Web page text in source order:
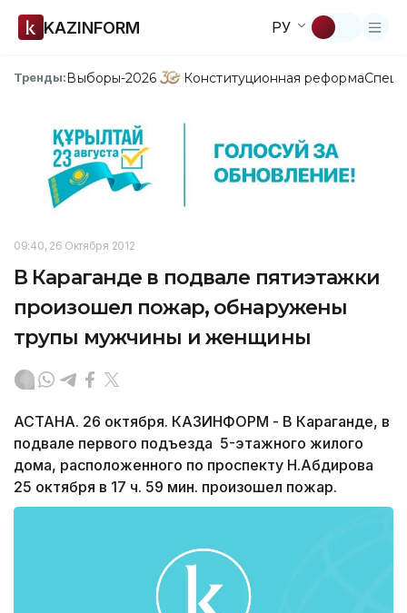
KAZINFORM РУ
Тренды:Выборы-2026 Конституционная реформа
09:40, 26 Октября 2012
В Караганде в подвале пятиэтажки
произошел пожар, обнаружены
трупы мужчины и женщины
АСТАНА. 26 октября. КАЗИНФОРМ - В Караганде, в
подвале первого подъезда 5-этажного жилого
дома, расположенного по проспекту Н.Абдирова
25 октября в 17 ч. 59 мин. произошел пожар.